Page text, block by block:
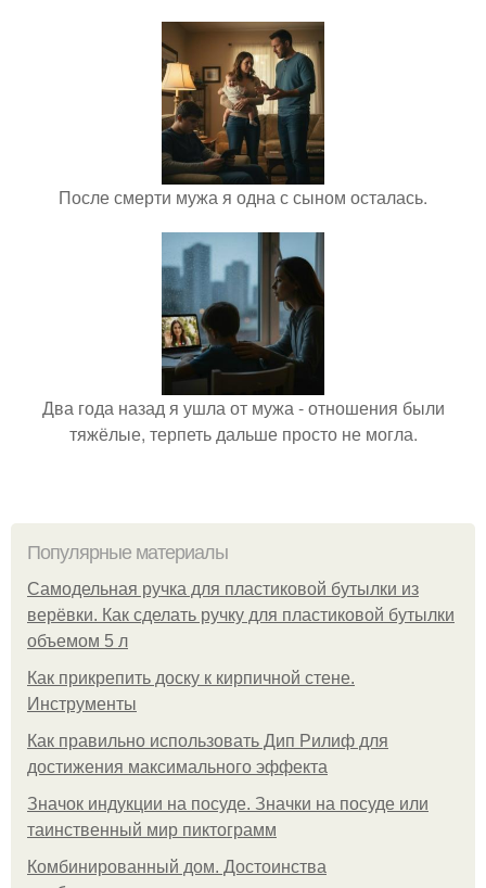
После смерти мужа я одна с сыном осталась.
Два года назад я ушла от мужа - отношения были
тяжёлые, терпеть дальше просто не могла.
Популярные материалы
Самодельная ручка для пластиковой бутылки из
верёвки. Как сделать ручку для пластиковой бутылки
объемом 5 л
Как прикрепить доску к кирпичной стене.
Инструменты
Как правильно использовать Дип Рилиф для
достижения максимального эффекта
Значок индукции на посуде. Значки на посуде или
таинственный мир пиктограмм
Комбинированный дом. Достоинства